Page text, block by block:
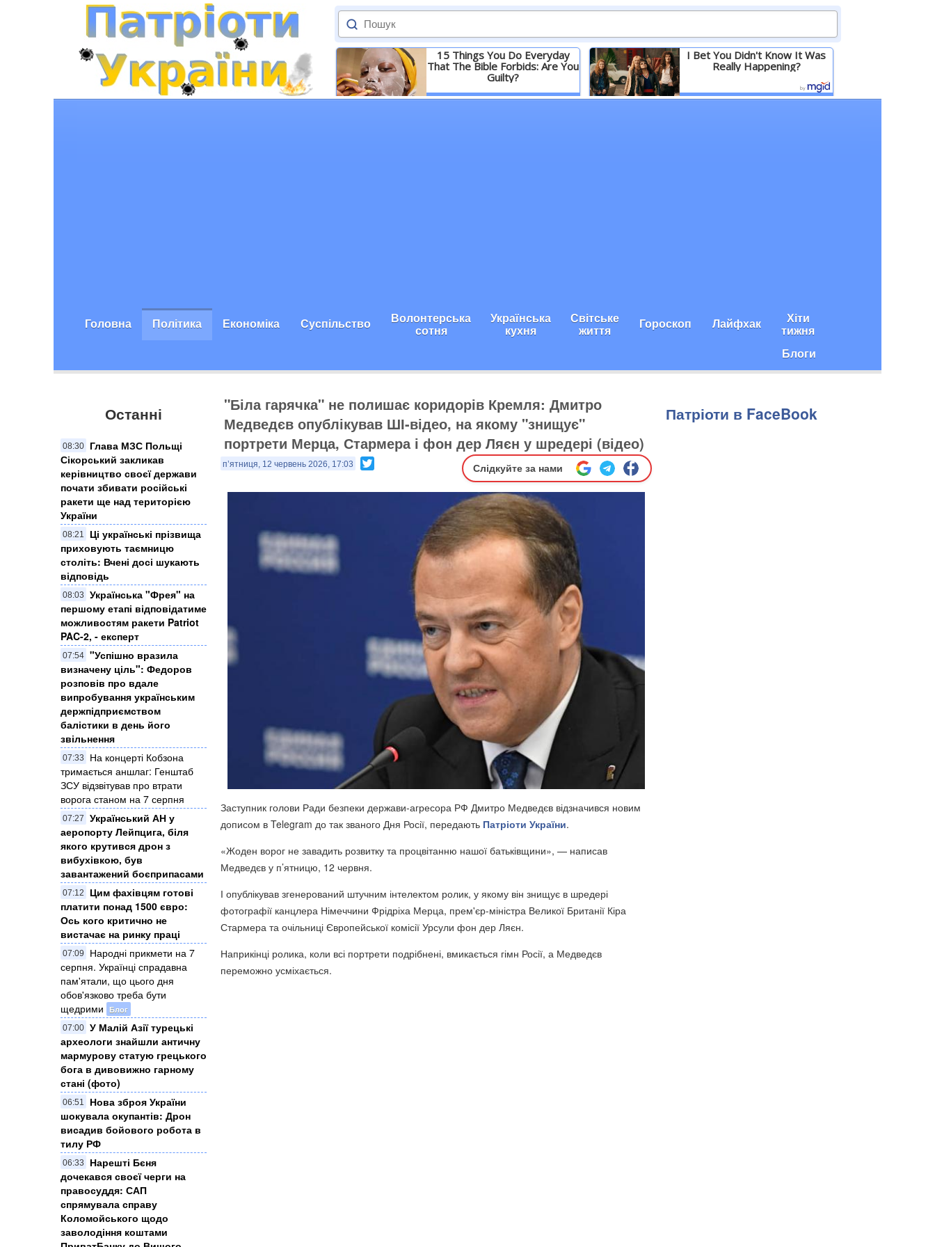
15 Things You Do Everyday
That The Bible Forbids: Are You
Guilty?
Детальніше
I Bet You Didn't Know It Was
Really Happening?
Детальніше
Головна Політика Економіка Суспільство Волонтерська
сотня
Українська
кухня
Світське
життя Гороскоп Лайфхак Хіти
тижня
Блоги
Останні
08:30
Глава МЗС Польщі
Сікорський закликав
керівництво своєї держави
почати збивати російські
ракети ще над територією
України
08:21
Ці українські прізвища
приховують таємницю
століть: Вчені досі шукають
відповідь
08:03
Українська "Фрея" на
першому етапі відповідатиме
можливостям ракети Patriot
PAC-2, - експерт
07:54 "Успішно вразила
визначену ціль": Федоров
розповів про вдале
випробування українським
держпідприємством
балістики в день його
звільнення
07:33
На концерті Кобзона
тримається аншлаг: Генштаб
ЗСУ відзвітував про втрати
ворога станом на 7 серпня
07:27
Український АН у
аеропорту Лейпцига, біля
якого крутився дрон з
вибухівкою, був
завантажений боєприпасами
07:12
Цим фахівцям готові
платити понад 1500 євро:
Ось кого критично не
вистачає на ринку праці
07:09
Народні прикмети на 7
серпня. Українці спрадавна
пам'ятали, що цього дня
обов'язково треба бути
щедрими
Блог
07:00 У Малій Азії турецькі
археологи знайшли античну
мармурову статую грецького
бога в дивовижно гарному
стані (фото)
06:51
Нова зброя України
шокувала окупантів: Дрон
висадив бойового робота в
тилу РФ
06:33
Нарешті Бєня
дочекався своєї черги на
правосуддя: САП
спрямувала справу
Коломойського щодо
заволодіння коштами
"Біла гарячка" не полишає коридорів Кремля: Дмитро
Медведєв опублікував ШІ-відео, на якому "знищує"
портрети Мерца, Стармера і фон дер Ляєн у шредері (відео)
п’ятниця, 12 червень 2026, 17:03 Слідкуйте за нами
Заступник голови Ради безпеки держави-агресора РФ Дмитро Медведєв відзначився новим
дописом в Telegram до так званого Дня Росії, передають Патріоти України.
«Жоден ворог не завадить розвитку та процвітанню нашої батьківщини», — написав
Медведєв у п’ятницю, 12 червня.
І опублікував згенерований штучним інтелектом ролик, у якому він знищує в шредері
фотографії канцлера Німеччини Фрідріха Мерца, прем'єр-міністра Великої Британії Кіра
Стармера та очільниці Європейської комісії Урсули фон дер Ляєн.
Наприкінці ролика, коли всі портрети подрібнені, вмикається гімн Росії, а Медведєв
переможно усміхається.
Патріоти в FaceBook